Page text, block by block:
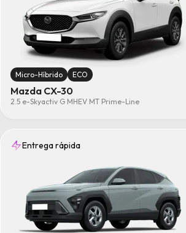
Micro-Híbrido ECO
Mazda CX-30
2.5 e-Skyactiv G MHEV MT Prime-Line
Entrega rápida